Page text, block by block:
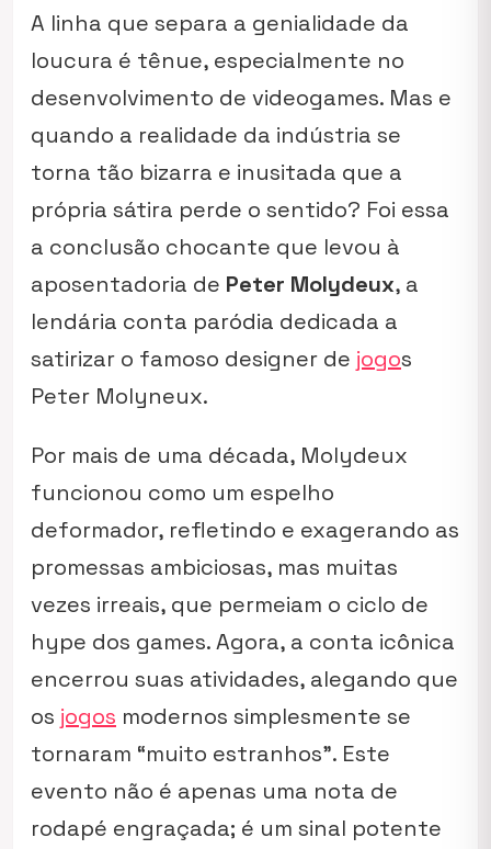
A linha que separa a genialidade da
loucura é tênue, especialmente no
desenvolvimento de videogames. Mas e
quando a realidade da indústria se
torna tão bizarra e inusitada que a
própria sátira perde o sentido? Foi essa
a conclusão chocante que levou à
aposentadoria de Peter Molydeux, a
lendária conta paródia dedicada a
satirizar o famoso designer de jogos
Peter Molyneux.
Por mais de uma década, Molydeux
funcionou como um espelho
deformador, refletindo e exagerando as
promessas ambiciosas, mas muitas
vezes irreais, que permeiam o ciclo de
hype dos games. Agora, a conta icônica
encerrou suas atividades, alegando que
os jogos modernos simplesmente se
tornaram “muito estranhos”. Este
evento não é apenas uma nota de
rodapé engraçada; é um sinal potente